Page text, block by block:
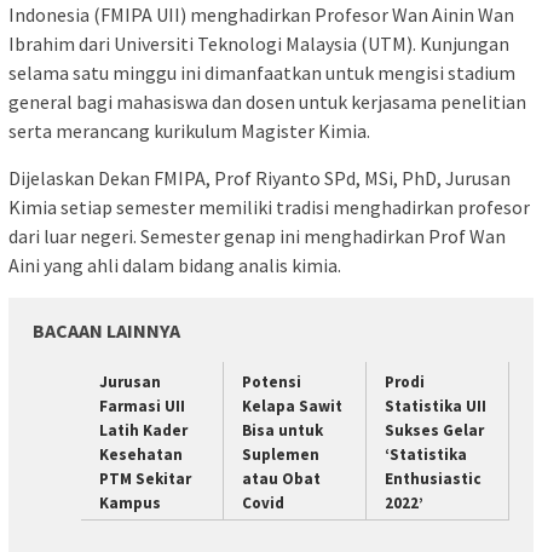
Indonesia (FMIPA UII) menghadirkan Profesor Wan Ainin Wan
Ibrahim dari Universiti Teknologi Malaysia (UTM). Kunjungan
selama satu minggu ini dimanfaatkan untuk mengisi stadium
general bagi mahasiswa dan dosen untuk kerjasama penelitian
serta merancang kurikulum Magister Kimia.
Dijelaskan Dekan FMIPA, Prof Riyanto SPd, MSi, PhD, Jurusan
Kimia setiap semester memiliki tradisi menghadirkan profesor
dari luar negeri. Semester genap ini menghadirkan Prof Wan
Aini yang ahli dalam bidang analis kimia.
BACAAN LAINNYA
Jurusan
Farmasi UII
Latih Kader
Kesehatan
PTM Sekitar
Kampus
Potensi
Kelapa Sawit
Bisa untuk
Suplemen
atau Obat
Covid
Prodi
Statistika UII
Sukses Gelar
‘Statistika
Enthusiastic
2022’